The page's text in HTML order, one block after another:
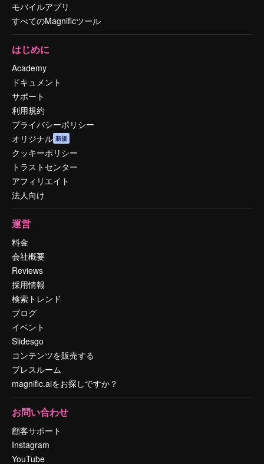
モバイルアプリ
すべてのMagnificツール
はじめに
Academy
ドキュメント
サポート
利用規約
プライバシーポリシー
オリジナル 新規
クッキーポリシー
トラストセンター
アフィリエイト
法人向け
運営
料金
会社概要
Reviews
採用情報
検索トレンド
ブログ
イベント
Slidesgo
コンテンツを販売する
プレスルーム
magnific.aiをお探しですか？
お問い合わせ
顧客サポート
Instagram
YouTube